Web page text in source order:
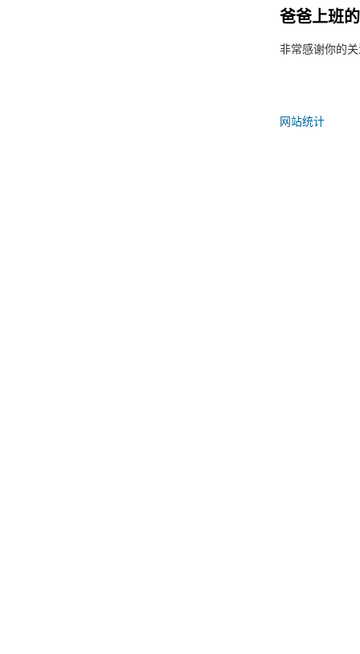
爸爸上班
非常感谢你的
网站统计